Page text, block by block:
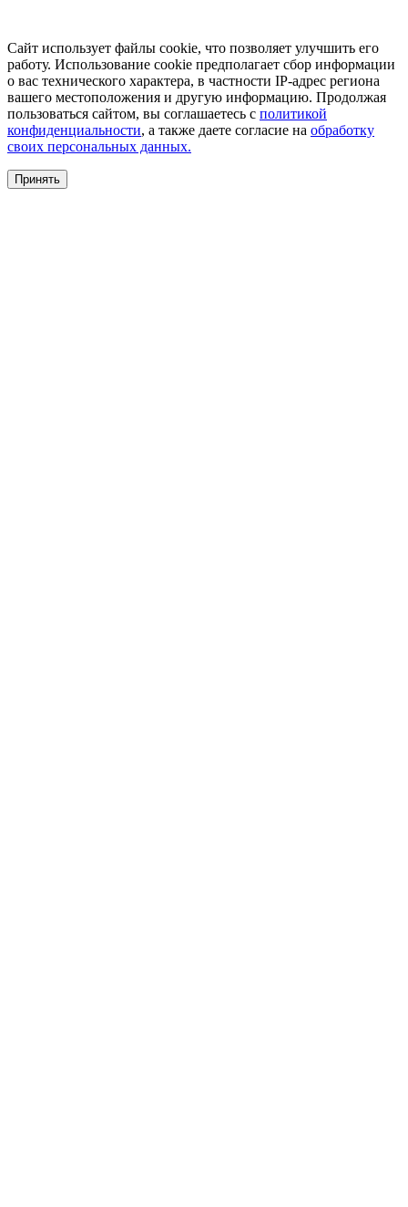
Сайт использует файлы cookie, что позволяет улучшить его
работу. Использование cookie предполагает сбор информации
о вас технического характера, в частности IP-адрес региона
вашего местоположения и другую информацию. Продолжая
пользоваться сайтом, вы соглашаетесь с политикой
конфиденциальности, а также даете согласие на обработку
своих персональных данных.
Принять